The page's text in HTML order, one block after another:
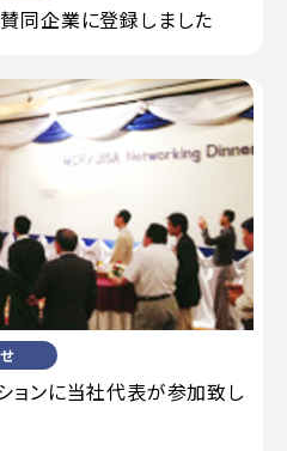
同企業に登録しました
ョンに当社代表が参加致し